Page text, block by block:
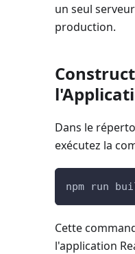
un seul
production.
Dans le
exécutez la
npm run
Cette
l'application